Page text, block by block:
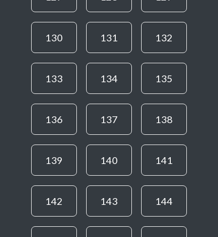
130 131 132
133 134 135
136 137 138
139 140 141
142 143 144